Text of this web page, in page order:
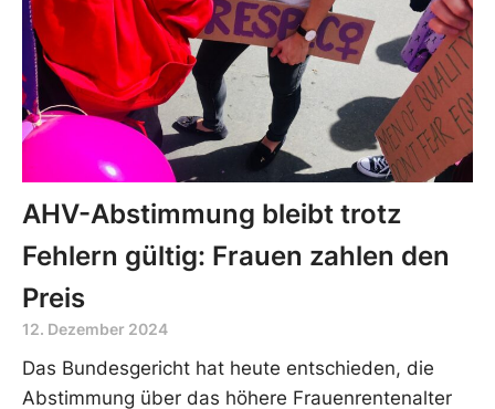
AHV-Abstimmung bleibt trotz
Fehlern gültig: Frauen zahlen den
Preis
12. Dezember 2024
Das Bundesgericht hat heute entschieden, die
Abstimmung über das höhere Frauenrentenalter